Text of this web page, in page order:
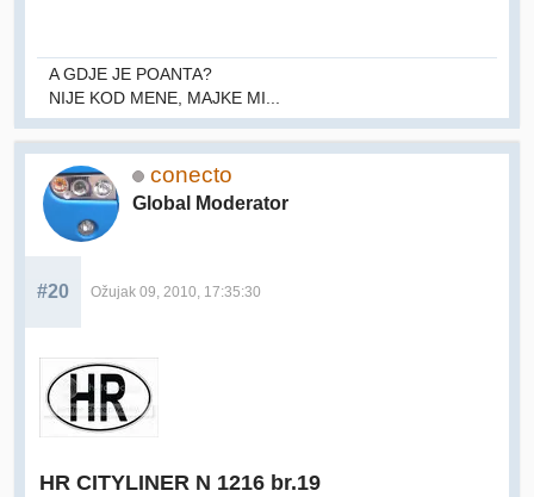
A GDJE JE POANTA?
NIJE KOD MENE, MAJKE MI...
conecto
Global Moderator
#20 Ožujak 09, 2010, 17:35:30
HR CITYLINER N 1216 br.19